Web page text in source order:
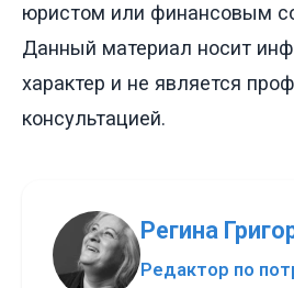
юристом или финансовым
Данный материал носит
характер и не является
консультацией.
Регина
Редактор по